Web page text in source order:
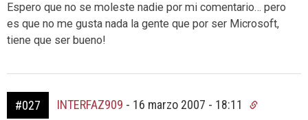
Espero que no se moleste nadie por mi comentario… pero
es que no me gusta nada la gente que por ser Microsoft,
tiene que ser bueno!
#027 INTERFAZ909 - 16 marzo 2007 - 18:11